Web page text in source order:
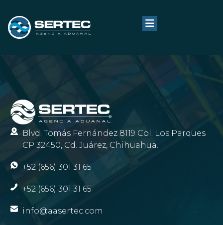
Blvd. Tomás Fernández 8119 Col. Los Parques
CP 32450, Cd. Juárez, Chihuahua.
+52 (656) 301 31 65
+52 (656) 301 31 65
info@aasertec.com